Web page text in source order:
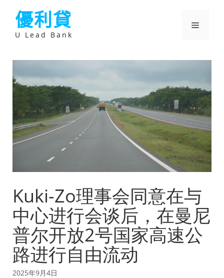
優利貸
U Lead Bank
選
Kuki-Zo理事会同意在与
中心进行会谈后，在曼尼
普尔开放2号国家高速公
路进行自由流动
2025年9月4日